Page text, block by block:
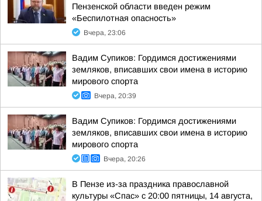
Пензенской области введен режим
«Беспилотная опасность»
Вчера, 23:06
Вадим Супиков: Гордимся достижениями
земляков, вписавших свои имена в историю
мирового спорта
Вчера, 20:39
Вадим Супиков: Гордимся достижениями
земляков, вписавших свои имена в историю
мирового спорта
Вчера, 20:26
В Пензе из-за праздника православной
культуры «Спас» с 20:00 пятницы, 14 августа,